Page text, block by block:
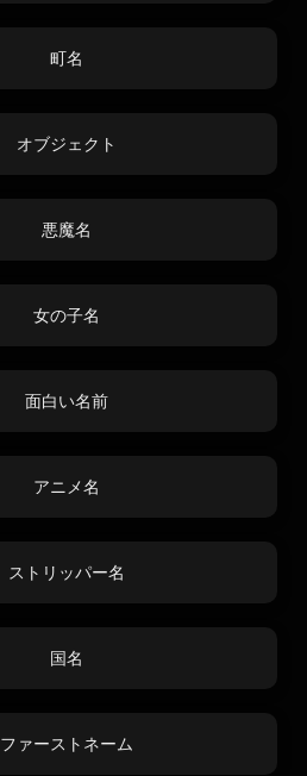
町名
オブジェクト
悪魔名
女の子名
面白い名前
アニメ名
ストリッパー名
国名
ファーストネーム